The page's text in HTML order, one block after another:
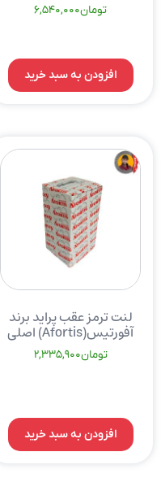
تومان6,540,000
افزودن به سبد خرید
لنت ترمز عقب پراید برند
آفورتیس(Afortis) اصلی
تومان2,335,900
افزودن به سبد خرید